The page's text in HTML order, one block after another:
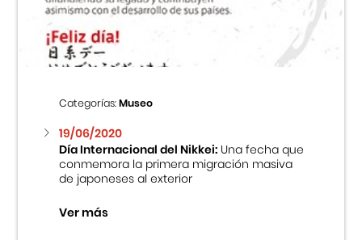
Categorías:Museo
19/06/2020
Día Internacional del Nikkei:Una fecha que
conmemora la primera migración masiva
de japoneses al exterior
Ver más